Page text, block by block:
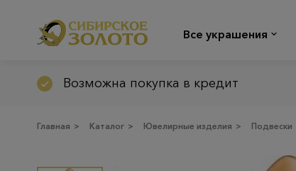
Все украшения
Возможна покупка в кредит
Главная > Каталог > Ювелирные изделия > Подвески